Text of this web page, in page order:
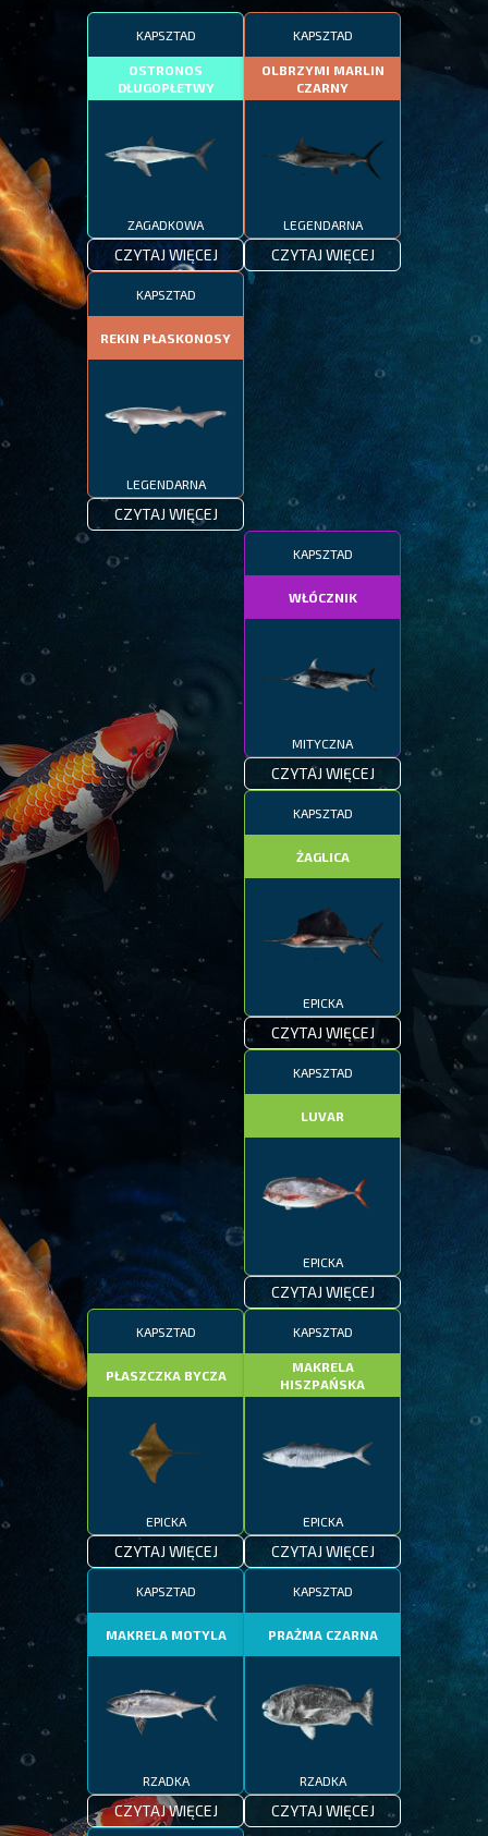
KAPSZTAD
OSTRONOS
DŁUGOPŁETWY
ZAGADKOWA
CZYTAJ WIĘCEJ
KAPSZTAD
OLBRZYMI MARLIN
CZARNY
LEGENDARNA
CZYTAJ WIĘCEJ
KAPSZTAD
REKIN PŁASKONOSY
LEGENDARNA
CZYTAJ WIĘCEJ
KAPSZTAD
WŁÓCZNIK
MITYCZNA
CZYTAJ WIĘCEJ
KAPSZTAD
ŻAGLICA
EPICKA
CZYTAJ WIĘCEJ
KAPSZTAD
LUVAR
EPICKA
CZYTAJ WIĘCEJ
KAPSZTAD
PŁASZCZKA BYCZA
EPICKA
CZYTAJ WIĘCEJ
KAPSZTAD
MAKRELA
HISZPAŃSKA
EPICKA
CZYTAJ WIĘCEJ
KAPSZTAD
MAKRELA MOTYLA
RZADKA
CZYTAJ WIĘCEJ
KAPSZTAD
PRAŻMA CZARNA
RZADKA
CZYTAJ WIĘCEJ